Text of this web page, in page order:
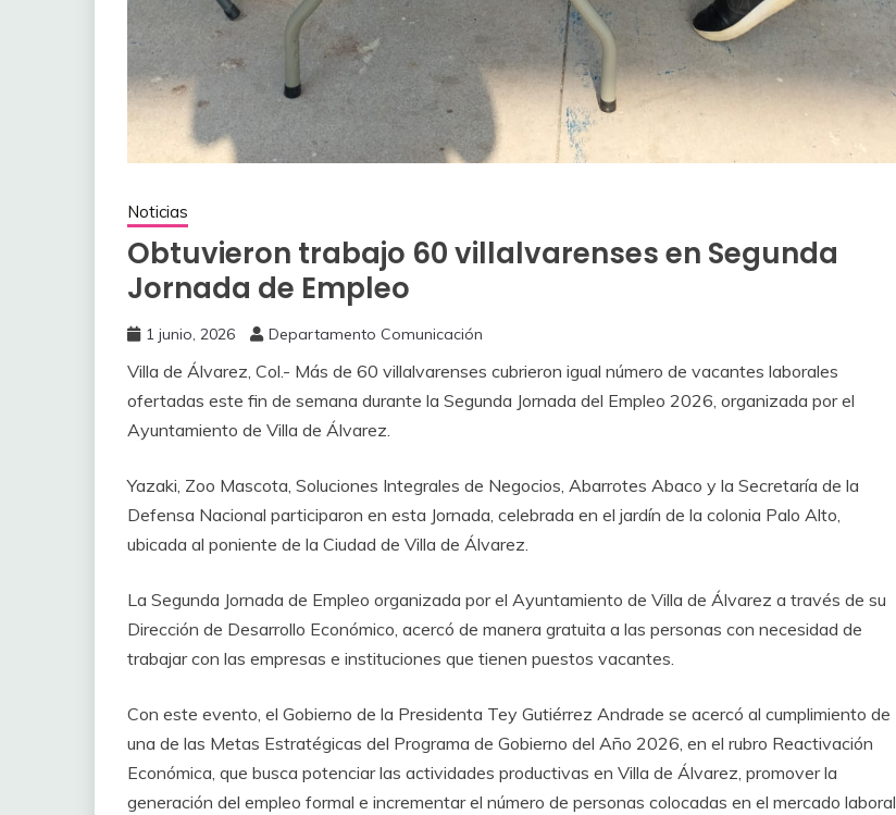
Noticias
Obtuvieron trabajo 60 villalvarenses en Segunda
Jornada de Empleo
1 junio, 2026 Departamento Comunicación
Villa de Álvarez, Col.- Más de 60 villalvarenses cubrieron igual número de vacantes laborales
ofertadas este fin de semana durante la Segunda Jornada del Empleo 2026, organizada por el
Ayuntamiento de Villa de Álvarez.
‎Yazaki, Zoo Mascota, Soluciones Integrales de Negocios, Abarrotes Abaco y la Secretaría de la
Defensa Nacional participaron en esta Jornada, celebrada en el jardín de la colonia Palo Alto,
ubicada al poniente de la Ciudad de Villa de Álvarez.
‎La Segunda Jornada de Empleo organizada por el Ayuntamiento de Villa de Álvarez a través de su
Dirección de Desarrollo Económico, acercó de manera gratuita a las personas con necesidad de
trabajar con las empresas e instituciones que tienen puestos vacantes.
‎Con este evento, el Gobierno de la Presidenta Tey Gutiérrez Andrade se acercó al cumplimiento de
una de las Metas Estratégicas del Programa de Gobierno del Año 2026, en el rubro Reactivación
Económica, que busca potenciar las actividades productivas en Villa de Álvarez, promover la
generación del empleo formal e incrementar el número de personas colocadas en el mercado laboral